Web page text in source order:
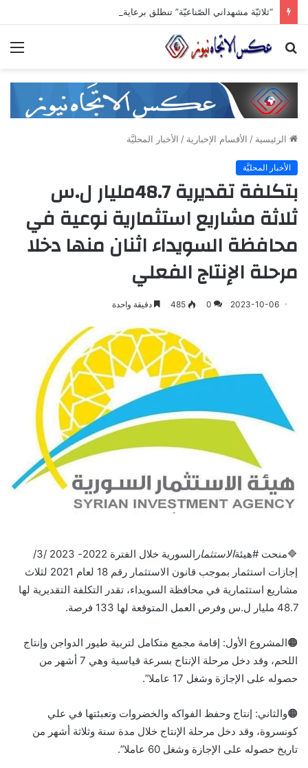
بحث
الرئيسية / الأقسام الإخبارية / الأخبار المحليَّة
الأخبار المحليَّة
بتكلفة تقديرية 48.7مليار ل.س
ثلاثة مشاريع استثمارية نوعية في
محافظة السويداء اثنان منها دخلا
مرحلة الإنتاج الفعلي
2023-10-06
0
485 دقيقة واحدة
🔷منحت #هيئةالاستثمار
السورية خلال الفترة 2022- 2023 /3/
إجازات استثمار بموجب قانون الاستثمار رقم 18 لعام 2021 لثلاث
مشاريع استثمارية في محافظة السويداء، تقدر التكلفة التقديرية لها
48.7 مليار ل.س وفرص العمل المتوقعة لها 133 فرصة.
🟠المشروع الأول: إقامة مجمع متكامل لتربية طيور الدواجن وإنتاج
اللحم، وقد دخل مرحلة الإنتاح بسرعة قياسية وهي 7 أشهر من
حصوله على الإجازة وشغل 17 عاملا”.
🟠والثاني: إنتاج وحفظ الفواكه والخضروات وتعبئتها في علي
كونسروة، وقد دخل مرحلة الإنتاج خلال مدة سنة وثلاثة أشهر من
تاريخ حصوله على الإجازة وشغل 60 عاملا”.